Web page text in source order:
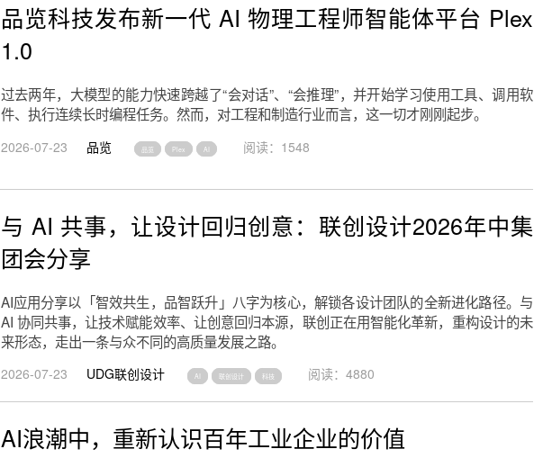
品览科技发布新一代 AI 物理工程师智能体平台 Plex
1.0
过去两年，大模型的能力快速跨越了“会对话”、“会推理”，并开始学习使用工具、调用软
件、执行连续长时编程任务。然而，对工程和制造行业而言，这一切才刚刚起步。
2026-07-23 品览 品览 Plex AI 阅读：1548
与 AI 共事，让设计回归创意：联创设计2026年中集
团会分享
AI应用分享以「智效共生，品智跃升」八字为核心，解锁各设计团队的全新进化路径。与
AI 协同共事，让技术赋能效率、让创意回归本源，联创正在用智能化革新，重构设计的未
来形态，走出一条与众不同的高质量发展之路。
2026-07-23 UDG联创设计 AI 联创设计 科技 阅读：4880
AI浪潮中，重新认识百年工业企业的价值